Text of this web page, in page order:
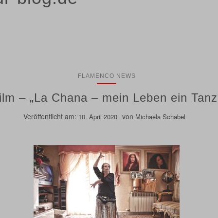
FLAMENCO NEWS
– „La Chana – mein Leben ein
Veröffentlicht am: 10. April 2020 von Michaela Schabel